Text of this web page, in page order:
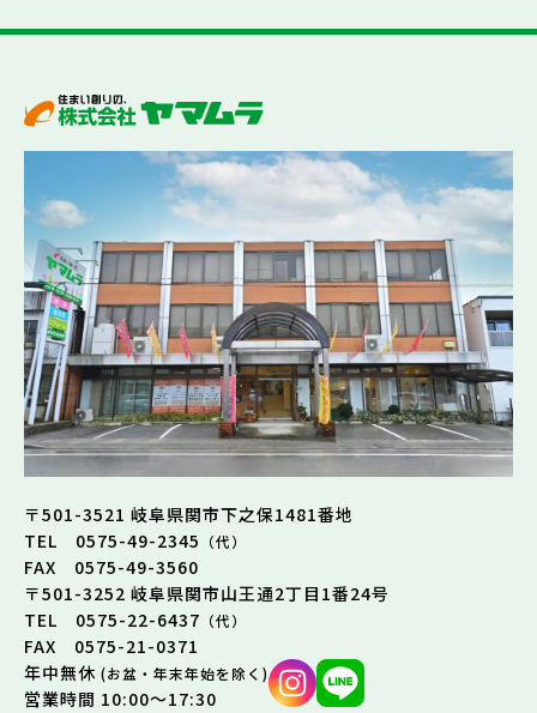
〒501-3521 岐阜県関市下之保1481番地
TEL 0575-49-2345 （代）
FAX 0575-49-3560
〒501-3252 岐阜県関市山王通2丁目1番24号
TEL 0575-22-6437 （代）
FAX 0575-21-0371
年中無休 (お盆・年末年始を除く)
営業時間 10:00～17:30